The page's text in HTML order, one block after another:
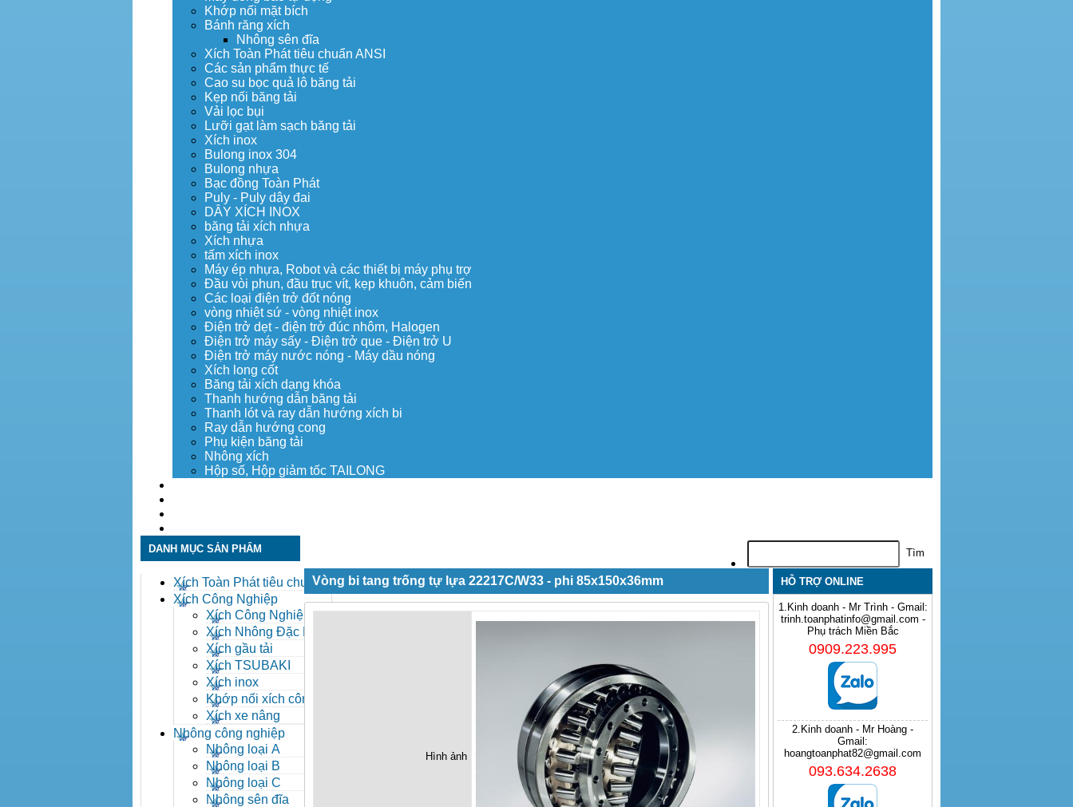
Khớp nối mặt bích
Bánh răng xích
Nhông sên đĩa
Xích Toàn Phát tiêu chuẩn ANSI
Các sản phẩm thực tế
Cao su bọc quả lô băng tải
Kẹp nối băng tải
Vải lọc bụi
Lưỡi gạt làm sạch băng tải
Xích inox
Bulong inox 304
Bulong nhựa
Bạc đồng Toàn Phát
Puly - Puly dây đai
DÂY XÍCH INOX
băng tải xích nhựa
Xích nhựa
tấm xích inox
Máy ép nhựa, Robot và các thiết bị máy phụ trợ
Đầu vòi phun, đầu trục vít, kẹp khuôn, cảm biến
Các loại điện trở đốt nóng
vòng nhiệt sứ - vòng nhiệt inox
Điện trở dẹt - điện trở đúc nhôm, Halogen
Điện trở máy sấy - Điện trở que - Điện trở U
Điện trở máy nước nóng - Máy dầu nóng
Xích long cốt
Băng tải xích dạng khóa
Thanh hướng dẫn băng tải
Thanh lót và ray dẫn hướng xích bi
Ray dẫn hướng cong
Phụ kiện băng tải
Nhông xích
Hộp số, Hộp giảm tốc TAILONG
DANH MỤC SẢN PHẨM
Xích Toàn Phát tiêu chuẩn
ANSI
Xích Công Nghiệp
Xích Công Nghiệp -
Xich Cong Nghiep
Xích Nhông Đặc Biệt
Xích gầu tải
Xích TSUBAKI
Xích inox
Khớp nối xích công
nghiệp
Xích xe nâng
Nhông công nghiệp
Nhông loại A
Nhông loại B
Nhông loại C
Nhông sên đĩa
Vòng bi tang trống tự lựa 22217C/W33 - phi 85x150x36mm
Hình ảnh
HỖ TRỢ ONLINE
1.Kinh doanh - Mr Trình - Gmail:
trinh.toanphatinfo@gmail.com -
Phụ trách Miền Bắc
0909.223.995
2.Kinh doanh - Mr Hoàng -
Gmail:
hoangtoanphat82@gmail.com
093.634.2638